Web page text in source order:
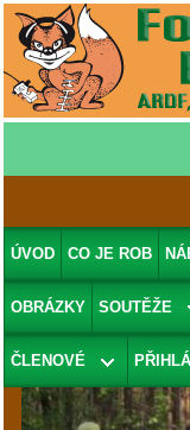
ÚVOD CO JE ROB
OBRÁZKY SOUTĚŽE
ČLENOVÉ
První
1.5.2005